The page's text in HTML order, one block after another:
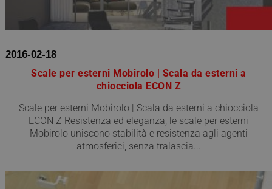
2016-02-18
Scale per esterni Mobirolo | Scala da esterni a
chiocciola ECON Z
Scale per esterni Mobirolo | Scala da esterni a chiocciola
ECON Z Resistenza ed eleganza, le scale per esterni
Mobirolo uniscono stabilità e resistenza agli agenti
atmosferici, senza tralascia...